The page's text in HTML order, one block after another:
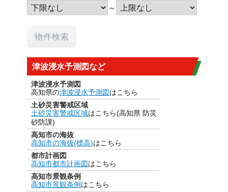
～
津波浸水予測図など
津波浸水予測図
高知県の津波浸水予測図はこちら
土砂災害警戒区域
土砂災害警戒区域はこちら(高知県 防災
砂防課)
高知市の海抜
高知市の海抜(標高)はこちら
都市計画図
高知市都市計画図はこちら
高知市景観条例
高知市景観条例 はこちら